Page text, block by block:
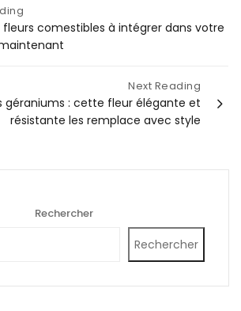
fleurs comestibles à intégrer dans votre
Next Reading
géraniums : cette fleur élégante et
résistante les remplace avec style
Rechercher
Rechercher